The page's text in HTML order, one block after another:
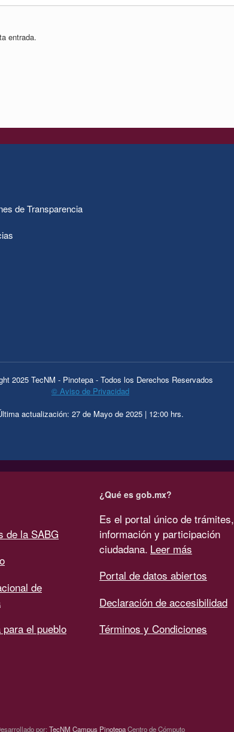
entrada.
de Transparencia
2025 TecNM - Pinotepa - Todos los Derechos Reservados
© Aviso de Privacidad
actualización: 27 de Mayo de 2025 | 12:00 hrs.
de la SABG
de
el pueblo
¿Qué es gob.mx?
Es el portal único de trámites,
información y participación
ciudadana. Leer más
Portal de datos abiertos
Declaración de accesibilidad
Términos y Condiciones
por:TecNM Campus PinotepaCentro de Cómputo